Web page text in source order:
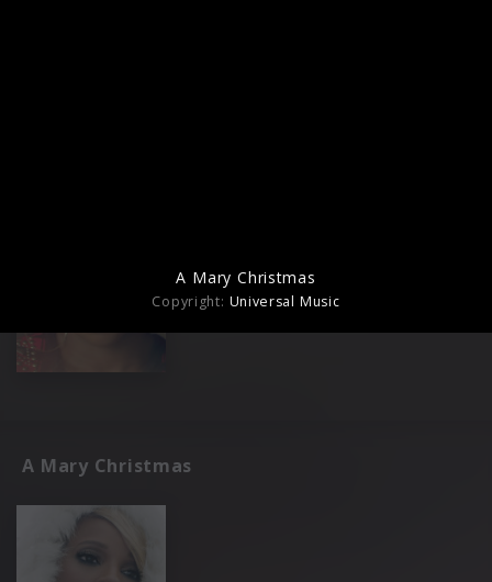
A Mary Christmas
A Mary Christmas
Copyright: Universal Music